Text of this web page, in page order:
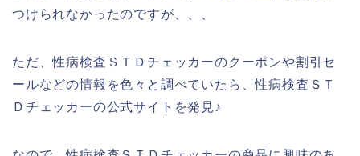
つけられなかったのですが、、、
ただ、性病検査ＳＴＤチェッカーのクーポンや割引セ
ールなどの情報を色々と調べていたら、性病検査ＳＴ
Ｄチェッカーの公式サイトを発見♪